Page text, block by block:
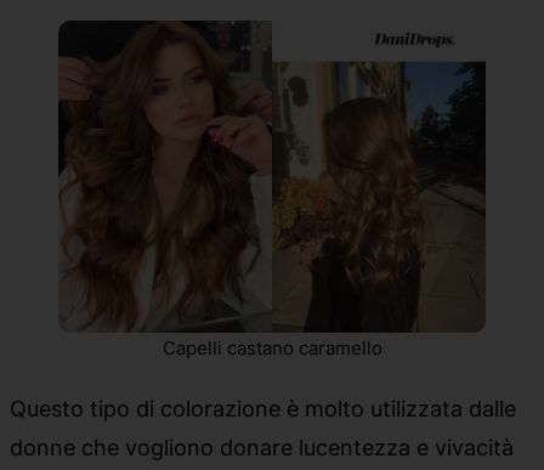
Capelli castano caramello
Questo tipo di colorazione è molto utilizzata dalle
donne che vogliono donare lucentezza e vivacità